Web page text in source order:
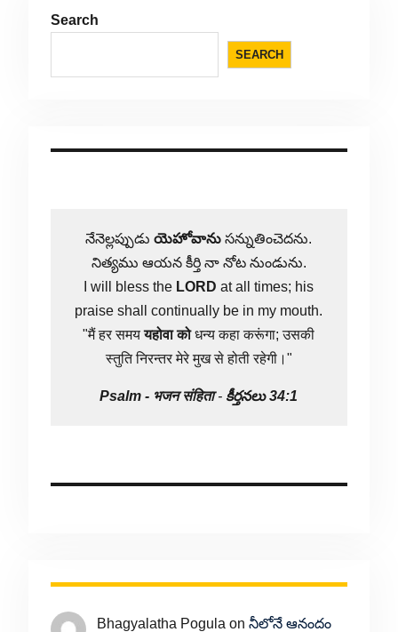
Search
SEARCH
నేనెల్లప్పుడుయెహోవాను సన్నుతించెదను.
నిత్యము ఆయన కీర్తి నా నోట నుండును.
I will bless the LORD at all times; his
praise shall continually be in my mouth.
"मैं हर समययहोवा कोधन्य कहा करूंगा; उसकी
स्तुति निरन्तर मेरे मुख से होती रहेगी।"
Psalm - भजन संहिता- కీర్తనలు 34:1
Bhagyalatha Pogula on నీలోనే ఆనందం